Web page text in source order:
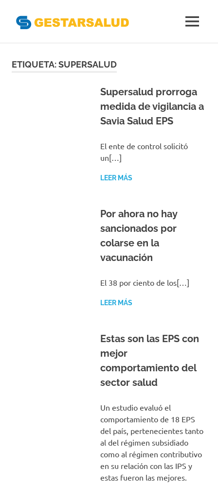
Gestoras
MENÚ
ETIQUETA:SUPERSALUD
Supersalud prorroga
medida de vigilancia a
Savia Salud EPS
El ente de control solicitó
un[…]
LEER MÁS
Por ahora no hay
sancionados por
colarse en la
vacunación
El 38 por ciento de los[…]
LEER MÁS
Estas son las EPS con
mejor
comportamiento del
sector salud
Un estudio evaluó el
comportamiento de 18 EPS
del país, pertenecientes tanto
al del régimen subsidiado
como al régimen contributivo
en su relación con las IPS y
estas fueron las mejores.